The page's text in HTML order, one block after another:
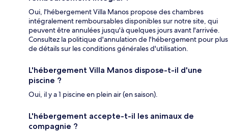
Oui, l'hébergement Villa Manos propose des chambres
intégralement remboursables disponibles sur notre site, qui
peuvent être annulées jusqu'à quelques jours avant l'arrivée.
Consultez la politique d'annulation de l'hébergement pour plus
de détails sur les conditions générales d'utilisation.
L'hébergement Villa Manos dispose-t-il d'une
piscine ?
Oui, il y a 1 piscine en plein air (en saison).
L'hébergement accepte-t-il les animaux de
compagnie ?